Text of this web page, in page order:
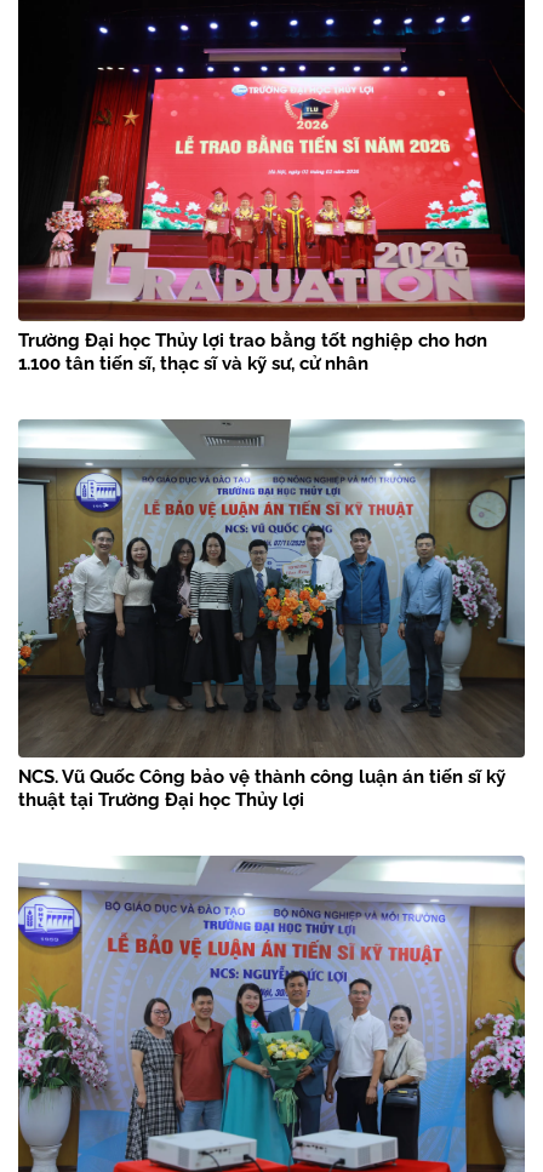
Trường Đại học Thủy lợi trao bằng tốt nghiệp cho hơn
1.100 tân tiến sĩ, thạc sĩ và kỹ sư, cử nhân
NCS. Vũ Quốc Công bảo vệ thành công luận án tiến sĩ kỹ
thuật tại Trường Đại học Thủy lợi